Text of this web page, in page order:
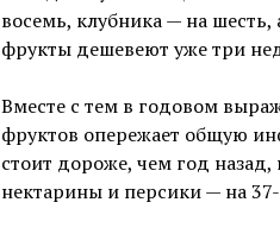
восемь, клубника — на
фрукты дешевеют уже три
Вместе с тем в годовом
фруктов опережает общую
стоит дороже, чем год
нектарины и персики — на